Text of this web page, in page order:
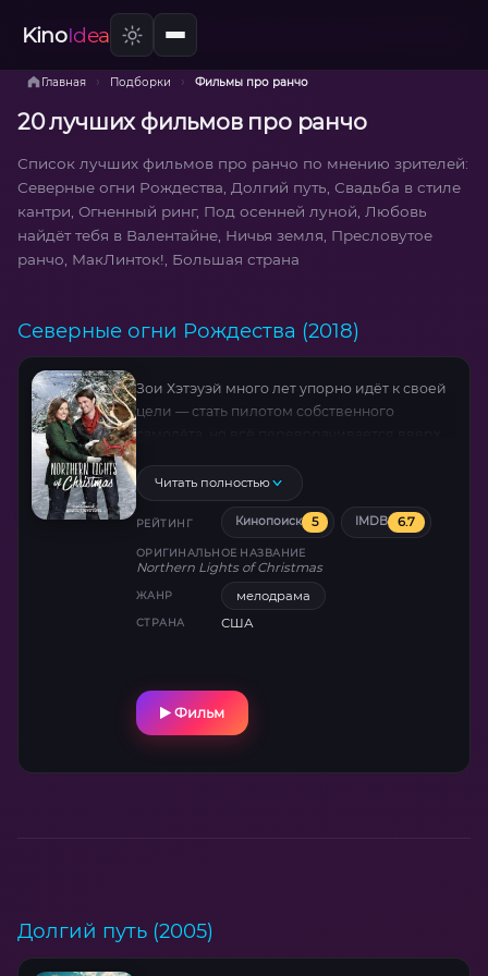
KinoIdea
Главная › Подборки › Фильмы про ранчо
20 лучших фильмов про ранчо
Список лучших фильмов про ранчо по мнению зрителей:
Северные огни Рождества, Долгий путь, Свадьба в стиле
кантри, Огненный ринг, Под осенней луной, Любовь
найдёт тебя в Валентайне, Ничья земля, Пресловутое
ранчо, МакЛинток!, Большая страна
Северные огни Рождества (2018)
Зои Хэтэуэй много лет упорно идёт к своей
цели — стать пилотом собственного
наследство ранчо, смотрителем которого
является нелюдимый красавчик Алек Винн.
Читать полностью
РЕЙТИНГ Кинопоиск 5 IMDB 6.7
ОРИГИНАЛЬНОЕ НАЗВАНИЕ
Northern Lights of Christmas
ЖАНР мелодрама
СТРАНА США
Фильм
Долгий путь (2005)